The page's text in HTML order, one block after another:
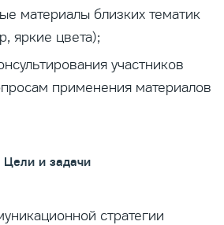
материалы близких тематик
яркие цвета);
участников
применения материалов
Цели и задачи
стратегии